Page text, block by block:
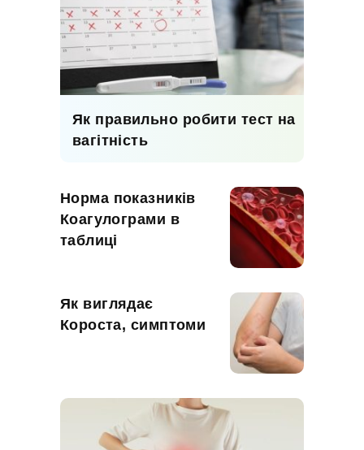
Як правильно робити тест на
вагітність
Норма показників
Коагулограми в
таблиці
Як виглядає
Короста, симптоми